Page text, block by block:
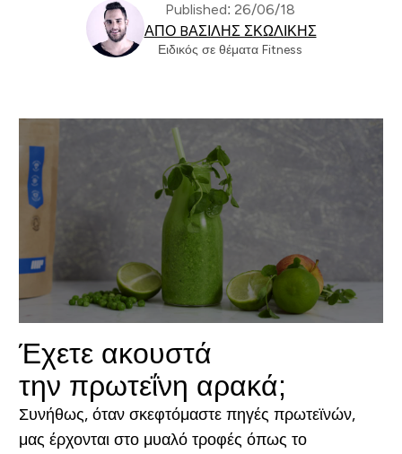
Published: 26/06/18
ΑΠΌ BΑΣΊΛΗΣ ΣΚΩΛΊΚΗΣ
Ειδικός σε θέματα Fitness
Έχετε ακουστά
την πρωτεΐνη αρακά;
Συνήθως, όταν σκεφτόμαστε πηγές πρωτεϊνών,
μας έρχονται στο μυαλό τροφές όπως το